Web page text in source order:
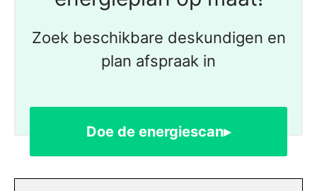
Zoek beschikbare deskundigen en
plan afspraak in
Doe de energiescan▸